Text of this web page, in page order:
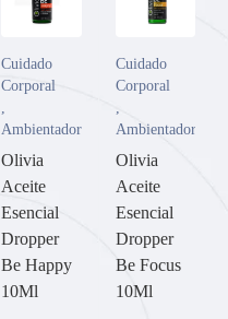
Cuidado
Corporal
Ambientadores
Olivia
Aceite
Esencial
Dropper
Be Happy
10Ml
Cuidado
Corporal
Ambientadores
Olivia
Aceite
Esencial
Dropper
Be Focus
10Ml